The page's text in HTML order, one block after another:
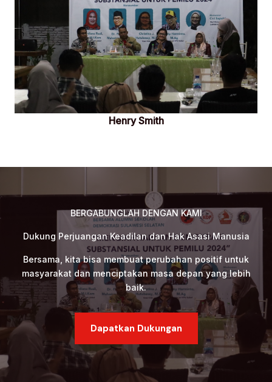
Henry Smith
BERGABUNGLAH DENGAN KAMI
Dukung Perjuangan Keadilan dan Hak Asasi Manusia
Bersama, kita bisa membuat perubahan positif untuk
masyarakat dan menciptakan masa depan yang lebih
baik.
Dapatkan Dukungan